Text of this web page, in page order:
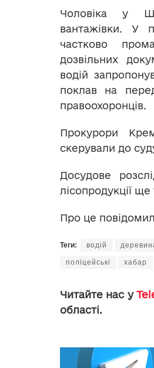
Чоловіка у
вантажівки. У
частково
дозвільних
водій
поклав на
правоохоронців.
Прокурори
скерували до
Досудове
лісопродукції ще
Про це
Теги: водій
поліцейські хабар
Читайте нас у
області.